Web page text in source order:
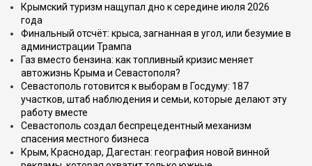
Крымский туризм нащупал дно к середине июля 2026
года
Финальный отсчёт: крыса, загнанная в угол, или безумие в
администрации Трампа
Газ вместо бензина: как топливный кризис меняет
автожизнь Крыма и Севастополя?
Севастополь готовится к выборам в Госдуму: 187
участков, штаб наблюдения и семьи, которые делают эту
работу вместе
Севастополь создал беспрецедентный механизм
спасения местного бизнеса
Крым, Краснодар, Дагестан: география новой винной